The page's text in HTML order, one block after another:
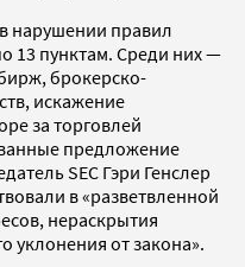
нарушении правил
13 пунктам. Среди них —
брокерско-
искажение
за торговлей
предложение
SEC Гэри Генслер
в «разветвленной
нераскрытия
от закона».